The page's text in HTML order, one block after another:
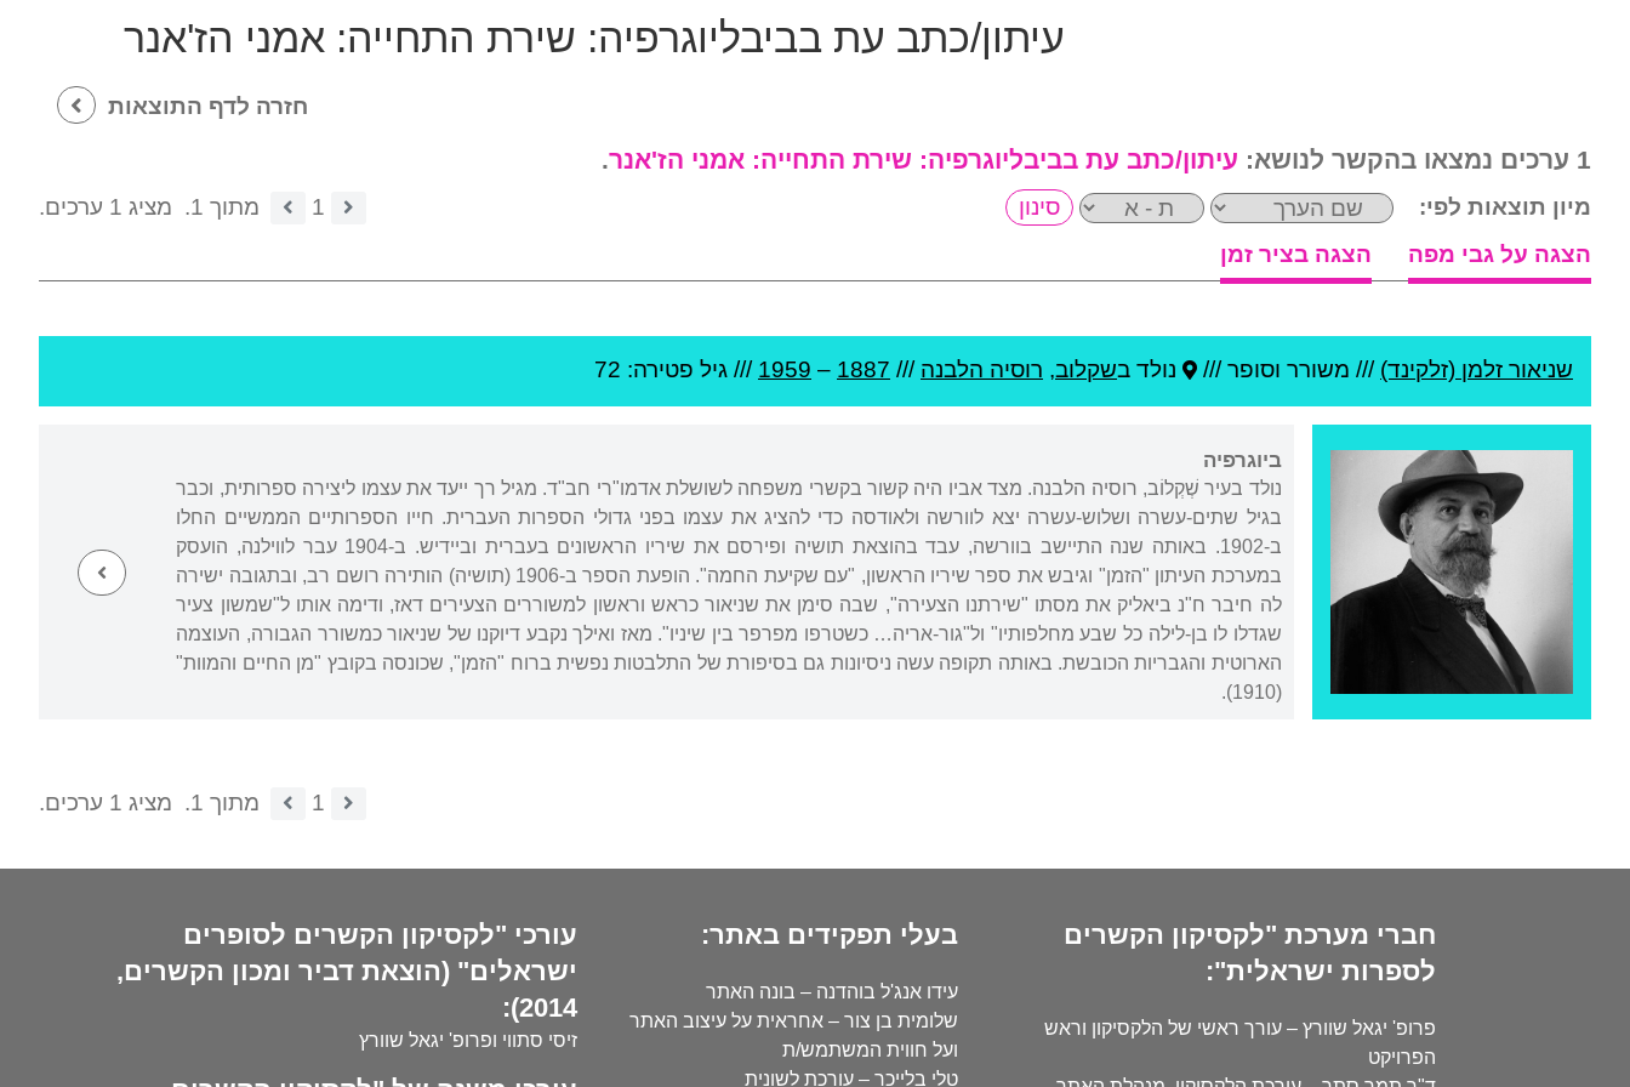
עיתון/כתב עת בביבליוגרפיה: שירת התחייה: אמני הז'אנר
חזרה לדף התוצאות
1 ערכים נמצאו בהקשר לנושא: עיתון/כתב עת בביבליוגרפיה: שירת התחייה: אמני הז'אנר.
מיון תוצאות לפי: 1 מתוך 1.
מציג 1 ערכים.
הצגה על גבי מפה
הצגה בציר זמן
שניאור זלמן (זלקינד) /// משורר וסופר /// נולד בשקלוב, רוסיה הלבנה ///
1887
–
1959 /// גיל פטירה: 72
ביוגרפיה
נולד בעיר שְׁקְלוֹב, רוסיה הלבנה. מצד אביו היה קשור בקשרי משפחה לשושלת אדמו"רי חב"ד. מגיל רך ייעד את עצמו ליצירה ספרותית, וכבר
בגיל שתים-עשרה ושלוש-עשרה יצא לוורשה ולאודסה כדי להציג את עצמו בפני גדולי הספרות העברית. חייו הספרותיים הממשיים החלו
ב-1902. באותה שנה התיישב בוורשה, עבד בהוצאת תושיה ופירסם את שיריו הראשונים בעברית וביידיש. ב-1904 עבר לווילנה, הועסק
במערכת העיתון "הזמן" וגיבש את ספר שיריו הראשון, "עם שקיעת החמה". הופעת הספר ב-1906 (תושיה) הותירה רושם רב, ובתגובה ישירה
לה חיבר ח"נ ביאליק את מסתו "שירתנו הצעירה", שבה סימן את שניאור כראש וראשון למשוררים הצעירים דאז, ודימה אותו ל"שמשון צעיר
שגדלו לו בן-לילה כל שבע מחלפותיו" ול"גור-אריה… כשטרפו מפרפר בין שיניו". מאז ואילך נקבע דיוקנו של שניאור כמשורר הגבורה, העוצמה
הארוטית והגבריות הכובשת. באותה תקופה עשה ניסיונות גם בסיפורת של התלבטות נפשית ברוח "הזמן", שכונסה בקובץ "מן החיים והמוות"
(1910).
1 מתוך 1. מציג 1 ערכים.
חברי מערכת "לקסיקון הקשרים
לספרות ישראלית":
פרופ' יגאל שוורץ – עורך ראשי של הלקסיקון וראש
הפרויקט
בעלי תפקידים באתר:
עידו אנג'ל בוהדנה – בונה האתר
שלומית בן צור – אחראית על עיצוב האתר
ועל חווית המשתמש/ת
טלי בלייכר – עורכת לשונית
עורכי "לקסיקון הקשרים לסופרים
ישראלים" (הוצאת דביר ומכון הקשרים,
2014):
זיסי סתווי ופרופ' יגאל שוורץ